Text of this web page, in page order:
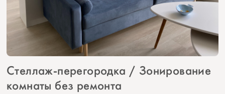
Стеллаж-перегородка / Зонирование
комнаты без ремонта